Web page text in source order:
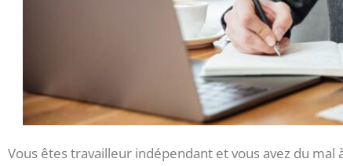
Vous êtes travailleur indépendant et vous avez du